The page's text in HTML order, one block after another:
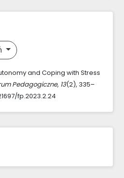
and Coping with Stress
Pedagogiczne, 13(2), 335–
fp.2023.2.24